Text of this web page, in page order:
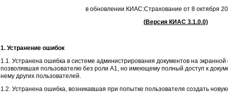
в обновлении КИАС:Страхование от 8 октября
(Версия КИАС 3.1.0.0)
1. Устранение ошибок
1.1. Устранена ошибка в системе администрирования документов на
позволявшая пользователю без роли А1, но имеющему полный доступ к
нему других пользователей.
1.2. Устранена ошибка, возникавшая при попытке пользователя создать